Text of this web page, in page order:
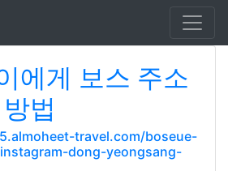
에게 보스 주소
법
travel.com/boseue-
dong-yeongsang-